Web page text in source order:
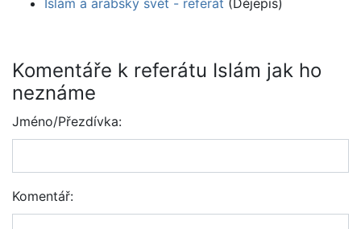
Islám a arabský svět - referát (Dějepis)
Komentáře k referátu Islám jak ho
neznáme
Jméno/Přezdívka:
Komentář: